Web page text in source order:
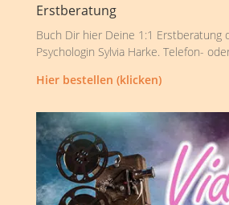
Erstberatung
Buch Dir hier Deine 1:1 Erstberatung
Psychologin Sylvia Harke. Telefon-
Hier bestellen (klicken)